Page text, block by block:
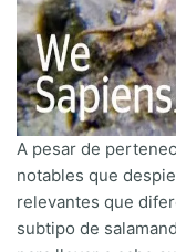
A pesar de
notables que
relevantes que
subtipo de